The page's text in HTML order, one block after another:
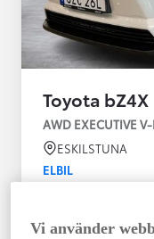
Toyota bZ4X
ESKILSTUNA
ELBIL
12-2025
Vi använder